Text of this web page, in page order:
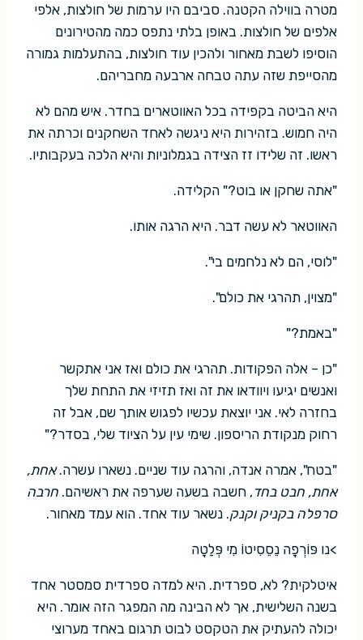
מטרה בווילה הקטנה. סביבם היו ערמות של חולצות, אלפי
אלפים של חולצות. באופן בלתי נתפס כמה מהטירונים
הוסיפו לשבת מאחור ולהכין עוד חולצות, בהתעלמות גמורה
מהסייפת שזה עתה טבחה ארבעה מחבריהם.
היא הביטה בקפידה בכל האווטארים בחדר. איש מהם לא
היה חמוש. בזהירות היא ניגשה לאחד השחקנים וכרתה את
ראשו. זה שלידו זז הצידה בגמלוניות והיא הלכה בעקבותיו.
"אתה שחקן או בוט?" הקלידה.
האווטאר לא עשה דבר. היא הרגה אותו.
"לוסי, הם לא נלחמים בי".
"מצוין, תהרגי את כולם".
"באמת?"
"כן – אלה הפקודות. תהרגי את כולם ואז אני אתקשר
ואנשים יגיעו ויוודאו את זה ואז תזיזי את התחת שלך
בחזרה לאי. אני יוצאת עכשיו לפגוש אותך שם, אבל זה
רחוק מנקודת הריספון. שימי עין על הציוד שלי, בסדר?"
"בטח", אמרה אנדה, והרגה עוד שניים. נשארו עשרה.אחת,
אחת, חבט בחד, חשבה בשעה שערפה את ראשיהם. חרבה
סרפלה בקניק וקנק. נשאר עוד אחד. הוא עמד מאחור.
>נו פּוֹרְפָה נֵסֵסִיטוֹ מִי פְּלַטָה
איטלקית? לא, ספרדית. היא למדה ספרדית סמסטר אחד
בשנה השלישית, אך לא הבינה מה המפגר הזה אומר. היא
יכולה להעתיק את הטקסט לבוט תרגום באחד מערוצי